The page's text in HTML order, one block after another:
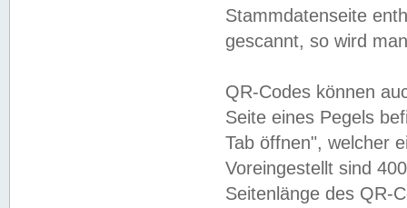
Stammdatenseite
gescannt, so wird
QR-Codes können
Seite eines Pegels
Tab öffnen", welcher
Voreingestellt sind
Seitenlänge des QR-